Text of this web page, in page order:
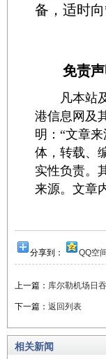
备，适时
免责声
凡本站及
港信息网及
明：“文章
体，转载、
实性负责。
来源。文章
分享到： QQ空间
上一篇： 库尔勒机场日
下一篇： 返回列表
相关新闻